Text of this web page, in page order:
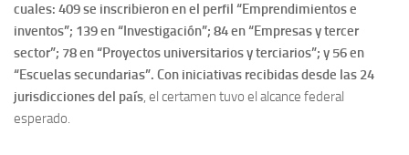
cuales: 409 se inscribieron en el perfil “Emprendimientos e
inventos”; 139 en “Investigación”; 84 en “Empresas y tercer
sector”; 78 en “Proyectos universitarios y terciarios”; y 56 en
“Escuelas secundarias”. Con iniciativas recibidas desde las 24
jurisdicciones del país, el certamen tuvo el alcance federal
esperado.